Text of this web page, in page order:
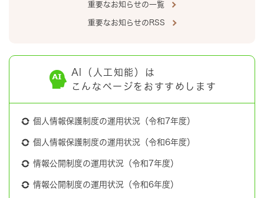
重要なお知らせの一覧
重要なお知らせのRSS
AI（人工知能）は
こんなページをおすすめします
個人情報保護制度の運用状況（令和7年度）
個人情報保護制度の運用状況（令和6年度）
情報公開制度の運用状況（令和7年度）
情報公開制度の運用状況（令和6年度）